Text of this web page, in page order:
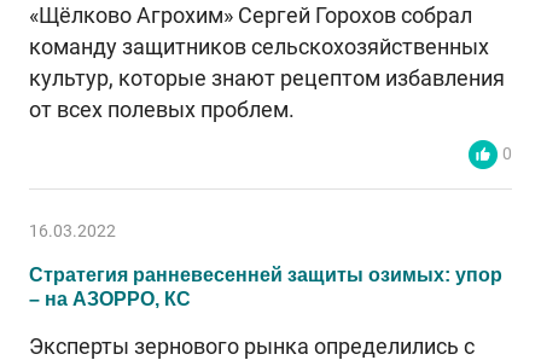
«Щёлково Агрохим» Сергей Горохов собрал
команду защитников сельскохозяйственных
культур, которые знают рецептом избавления
от всех полевых проблем.
0
16.03.2022
Стратегия ранневесенней защиты озимых: упор
– на АЗОРРО, КС
Эксперты зернового рынка определились с